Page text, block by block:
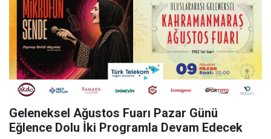
Geleneksel Ağustos Fuarı Pazar Günü
Eğlence Dolu İki Programla Devam Edecek